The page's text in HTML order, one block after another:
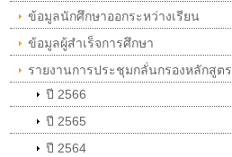
ข้อมูลนักศึกษาออกระหว่างเรียน
ข้อมูลผู้สำเร็จการศึกษา
รายงานการประชุมกลั่นกรองหลักสูตร
ปี 2566
ปี 2565
ปี 2564